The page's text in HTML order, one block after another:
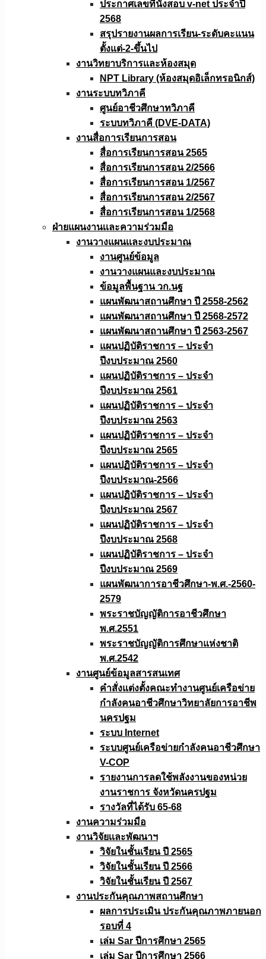
ประกาศเลขที่นั่งสอบ v-net ประจำปี
2568
สรุปรายงานผลการเรียน-ระดับคะแนน
ตั้งแต่-2-ขึ้นไป
งานวิทยาบริการเเละห้องสมุด
NPT Library (ห้องสมุดอิเล็กทรอนิกส์)
งานระบบทวิภาคี
ศูนย์อาชีวศึกษาทวิภาคี
ระบบทวิภาคี (DVE-DATA)
งานสื่อการเรียนการสอน
สื่อการเรียนการสอน 2565
สื่อการเรียนการสอน 2/2566
สื่อการเรียนการสอน 1/2567
สื่อการเรียนการสอน 2/2567
สื่อการเรียนการสอน 1/2568
ฝ่ายแผนงานเเละความร่วมมือ
งานวางแผนเเละงบประมาณ
งานศูนย์ข้อมูล
งานวางแผนและงบประมาณ
ข้อมูลพื้นฐาน วก.นฐ
แผนพัฒนาสถานศึกษา ปี 2558-2562
แผนพัฒนาสถานศึกษา ปี 2568-2572
แผนพัฒนาสถานศึกษา ปี 2563-2567
แผนปฏิบัติราชการ – ประจำ
ปีงบประมาณ 2560
แผนปฏิบัติราชการ – ประจำ
ปีงบประมาณ 2561
แผนปฏิบัติราชการ – ประจำ
ปีงบประมาณ 2563
แผนปฏิบัติราชการ – ประจำ
ปีงบประมาณ 2565
แผนปฏิบัติราชการ – ประจำ
ปีงบประมาณ-2566
แผนปฏิบัติราชการ – ประจำ
ปีงบประมาณ 2567
แผนปฏิบัติราชการ – ประจำ
ปีงบประมาณ 2568
แผนปฏิบัติราชการ – ประจำ
ปีงบประมาณ 2569
แผนพัฒนาการอาชีวศึกษา-พ.ศ.-2560-
2579
พระราชบัญญัติการอาชีวศึกษา
พ.ศ.2551
พระราชบัญญัติการศึกษาแห่งชาติ
พ.ศ.2542
งานศูนย์ข้อมูลสารสนเทศ
คำสั่งแต่งตั้งคณะทำงานศูนย์เครือข่าย
กำลังคนอาชีวศึกษาวิทยาลัยการอาชีพ
นครปฐม
ระบบ Internet
ระบบศูนย์เครือข่ายกำลังคนอาชีวศึกษา
V-COP
รายงานการลดใช้พลังงานของหน่วย
งานราชการ จังหวัดนครปฐม
รางวัลที่ได้รับ 65-68
งานความร่วมมือ
งานวิจัยเเละพัฒนาฯ
วิจัยในชั้นเรียน ปี 2565
วิจัยในชั้นเรียน ปี 2566
วิจัยในชั้นเรียน ปี 2567
งานประกันคุณภาพสถานศึกษา
ผลการประเมิน ประกันคุณภาพภายนอก
รอบที่ 4
เล่ม Sar ปีการศึกษา 2565
เล่ม Sar ปีการศึกษา 2566